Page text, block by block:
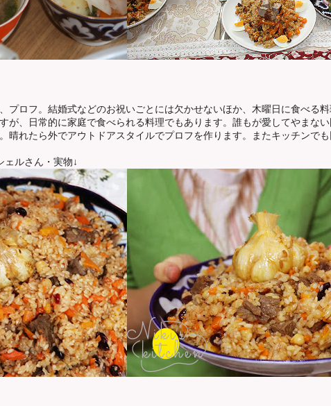
プロフ。結婚式などのお祝いごとには欠かせないほか、木曜日に食べる
が、日常的に家庭で食べられる料理でもあります。誰もが愛してやまな
晴れたら外でアウトドアスタイルでプロフを作ります。またキッチンで
ルさん・実物↓